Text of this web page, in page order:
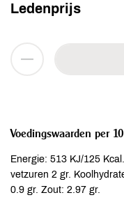
Ledenprijs
Voedingswaarden per
Energie: 513 KJ/125
vetzuren 2 gr.
0.9 gr. Zout: 2.97 gr.